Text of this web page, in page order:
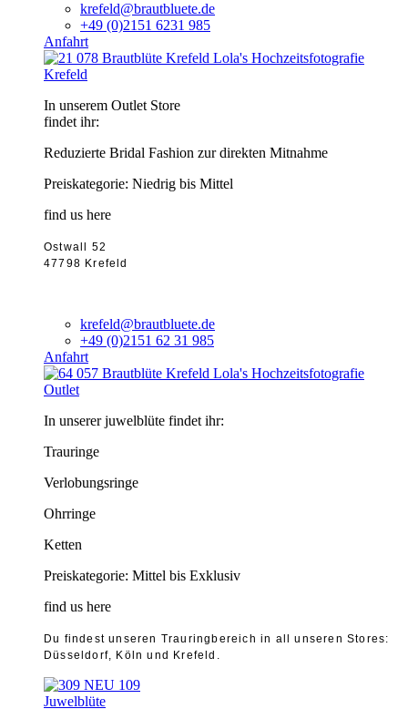
krefeld@brautbluete.de
+49 (0)2151 6231 985
Anfahrt
Krefeld
In unserem Outlet Store
findet ihr:
Reduzierte Bridal Fashion zur direkten Mitnahme
Preiskategorie: Niedrig bis Mittel
find us here
Ostwall 52
47798 Krefeld
krefeld@brautbluete.de
+49 (0)2151 62 31 985
Anfahrt
Outlet
In unserer juwelblüte findet ihr:
Trauringe
Verlobungsringe
Ohrringe
Ketten
Preiskategorie: Mittel bis Exklusiv
find us here
Du findest unseren Trauringbereich in all unseren Stores:
Düsseldorf, Köln und Krefeld.
Juwelblüte